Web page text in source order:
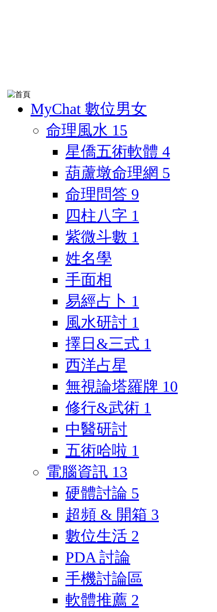
MyChat 數位男女
命理風水 15
星僑五術軟體 4
葫蘆墩命理網 5
命理問答 9
四柱八字 1
紫微斗數 1
姓名學
手面相
易經占卜 1
風水研討 1
擇日&三式 1
西洋占星
無視論塔羅牌 10
修行&武術 1
中醫研討
五術哈啦 1
電腦資訊 13
硬體討論 5
超頻 & 開箱 3
數位生活 2
PDA 討論
手機討論區
軟體推薦 2